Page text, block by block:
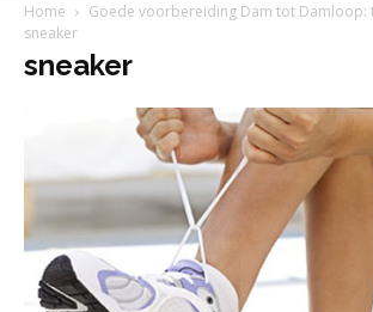
Home
Goede voorbereiding Dam tot Damloop:
sneaker
sneaker